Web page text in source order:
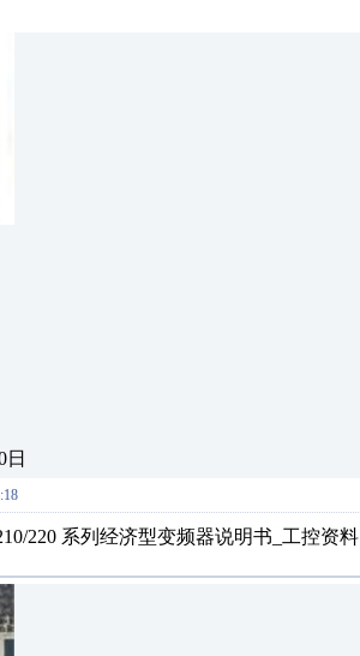
日
220 系列经济型变频器说明书_工控资料